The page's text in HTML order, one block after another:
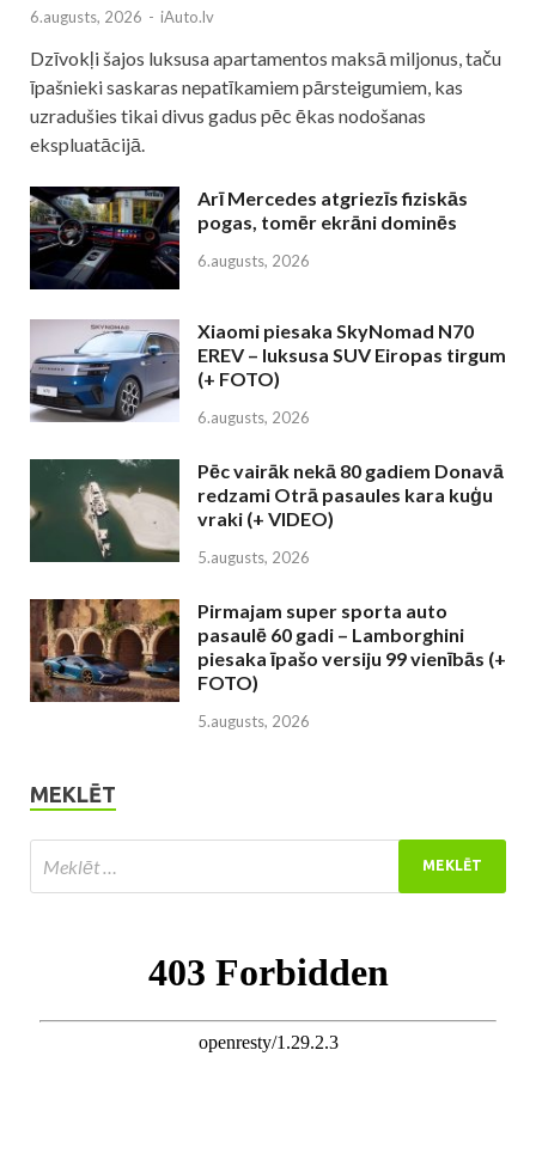
6.augusts, 2026 - iAuto.lv
Dzīvokļi šajos luksusa apartamentos maksā miljonus, taču
īpašnieki saskaras nepatīkamiem pārsteigumiem, kas
uzradušies tikai divus gadus pēc ēkas nodošanas
ekspluatācijā.
Arī Mercedes atgriezīs fiziskās
pogas, tomēr ekrāni dominēs
6.augusts, 2026
Xiaomi piesaka SkyNomad N70
EREV – luksusa SUV Eiropas tirgum
(+ FOTO)
6.augusts, 2026
Pēc vairāk nekā 80 gadiem Donavā
redzami Otrā pasaules kara kuģu
vraki (+ VIDEO)
5.augusts, 2026
Pirmajam super sporta auto
pasaulē 60 gadi – Lamborghini
piesaka īpašo versiju 99 vienībās (+
FOTO)
5.augusts, 2026
MEKLĒT